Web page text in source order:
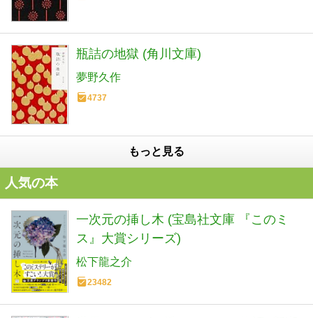
瓶詰の地獄 (角川文庫)
夢野久作
4737
もっと見る
人気の本
一次元の挿し木 (宝島社文庫 『このミ
ス』大賞シリーズ)
松下龍之介
23482